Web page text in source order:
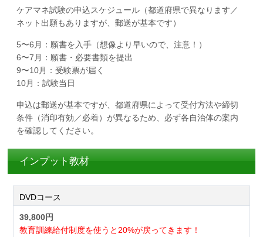
ケアマネ試験の申込スケジュール（都道府県で異なります／
ネット出願もありますが、郵送が基本です）
5〜6月：願書を入手（想像より早いので、注意！）
6〜7月：願書・必要書類を提出
9〜10月：受験票が届く
10月：試験当日
申込は郵送が基本ですが、都道府県によって受付方法や締切
条件（消印有効／必着）が異なるため、必ず各自治体の案内
を確認してください。
インプット教材
DVDコース
39,800円
教育訓練給付制度を使うと20%が戻ってきます！